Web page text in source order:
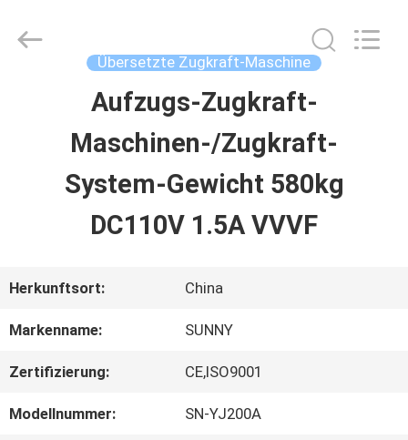
PRODUKTE
FABRIK-
SUNNY
Übersetzte Zugkraft-Maschine
Aufzugs-Zugkraft-
Maschinen-/Zugkraft-
System-Gewicht 580kg
DC110V 1.5A VVVF
Herkunftsort: China
Markenname: SUNNY
Zertifizierung: CE,ISO9001
Modellnummer: SN-YJ200A